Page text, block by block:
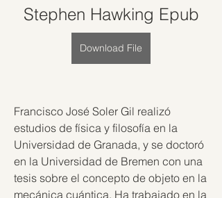
Stephen Hawking Epub
Download File
Francisco José Soler Gil realizó
estudios de física y filosofía en la
Universidad de Granada, y se doctoró
en la Universidad de Bremen con una
tesis sobre el concepto de objeto en la
mecánica cuántica. Ha trabajado en la